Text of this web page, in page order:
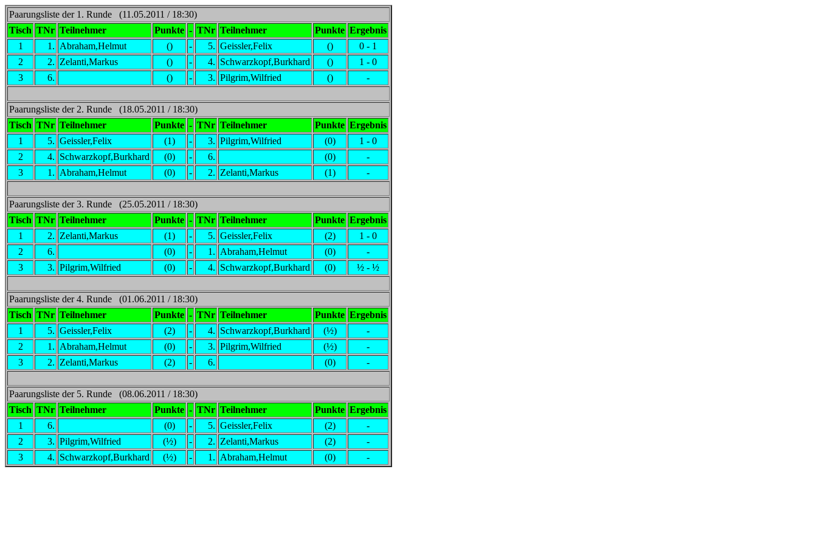
Paarungsliste der 1. Runde (11.05.2011 / 18:30)
Tisch TNr Teilnehmer Punkte - TNr Teilnehmer Punkte Ergebnis
1
1. Abraham,Helmut () - 5. Geissler,Felix ()
0 - 1
2
2. Zelanti,Markus () - 4. Schwarzkopf,Burkhard ()
1 - 0
3
6. () - 3. Pilgrim,Wilfried () -
Paarungsliste der 2. Runde (18.05.2011 / 18:30)
Tisch TNr Teilnehmer Punkte - TNr Teilnehmer Punkte Ergebnis
1
5. Geissler,Felix (1) - 3. Pilgrim,Wilfried (0)
1 - 0
2
4. Schwarzkopf,Burkhard (0) - 6. (0)
-
3
1. Abraham,Helmut (0) - 2. Zelanti,Markus (1) -
Paarungsliste der 3. Runde (25.05.2011 / 18:30)
Tisch TNr Teilnehmer Punkte - TNr Teilnehmer Punkte Ergebnis
1
2. Zelanti,Markus (1) - 5. Geissler,Felix (2)
1 - 0
2
6. (0) - 1. Abraham,Helmut (0)
-
3
3. Pilgrim,Wilfried (0) - 4. Schwarzkopf,Burkhard (0) ½ - ½
Paarungsliste der 4. Runde (01.06.2011 / 18:30)
Tisch TNr Teilnehmer Punkte - TNr Teilnehmer Punkte Ergebnis
1
5. Geissler,Felix (2) - 4. Schwarzkopf,Burkhard (½)
-
2
1. Abraham,Helmut (0) - 3. Pilgrim,Wilfried (½)
-
3
2. Zelanti,Markus (2) - 6. (0) -
Paarungsliste der 5. Runde (08.06.2011 / 18:30)
Tisch TNr Teilnehmer Punkte - TNr Teilnehmer Punkte Ergebnis
1
6. (0) - 5. Geissler,Felix (2)
-
2
3. Pilgrim,Wilfried (½) - 2. Zelanti,Markus (2)
-
3
4. Schwarzkopf,Burkhard (½) - 1. Abraham,Helmut (0) -